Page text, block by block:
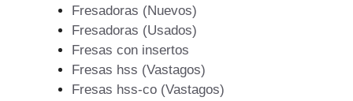
Fresadoras (Nuevos)
Fresadoras (Usados)
Fresas con insertos
Fresas hss (Vastagos)
Fresas hss-co (Vastagos)